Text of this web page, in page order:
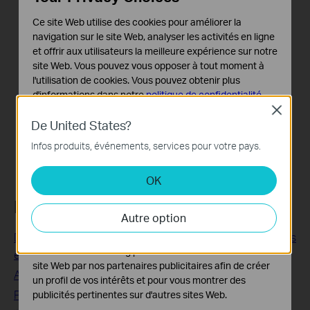
supplémentaires n'est peut-être pas nécessaire.
Les recommandations ci-dessus sont données à titre
indicatif uniquement. Les performances réelles peuvent
varier en fonction de la configuration de votre maison, des
obstacles et des distances entre les unités Deco.
Pour obtenir une recommandation personnalisée,
contactezle support TP-Linken leur fournissant le plan de
votre maison afin de recevoir des conseils plus précis sur le
nombre d'unités à ajouter.
FAQs associées
De combien de boitiers Deco ai-je besoin? Doivent-ils tous
être identiques ?
Ajoutez un boitier supplémentaire à votre réseau Deco
Peut on mélanger différents modèles Deco, dans le
De United States?
Infos produits, événements, services pour votre pays.
OK
Autre option
Close
Ce site Web utilise des cookies pour améliorer la
navigation sur le site Web, analyser les activités en ligne
et offrir aux utilisateurs la meilleure expérience sur notre
site Web. Vous pouvez vous opposer à tout moment à
l'utilisation de cookies. Vous pouvez obtenir plus
d'informations dans notrepolitique de confidentialité.
Cookies basiques
Ces cookies sont nécessaires au fonctionnement du
site Web et ne peuvent pas être désactivés dans vos
Cookies d'analyse et marketing
Les cookies d'analyse nous permettent d'analyser vos
activités sur notre site Web pour améliorer et ajuster les
fonctionnalités de notre site Web.
Les cookies marketing peuvent être définis via notre
site Web par nos partenaires publicitaires afin de créer
un profil de vos intérêts et pour vous montrer des
publicités pertinentes sur d'autres sites Web.